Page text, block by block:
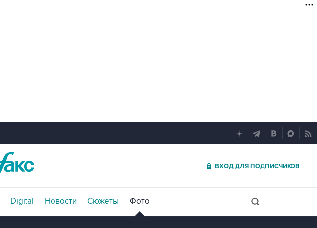
ВХОД ДЛЯ ПОДПИСЧИКОВ
Digital Новости Сюжеты Фото